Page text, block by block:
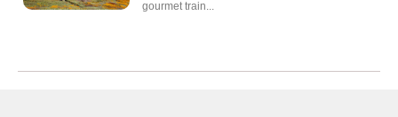
gourmet train...